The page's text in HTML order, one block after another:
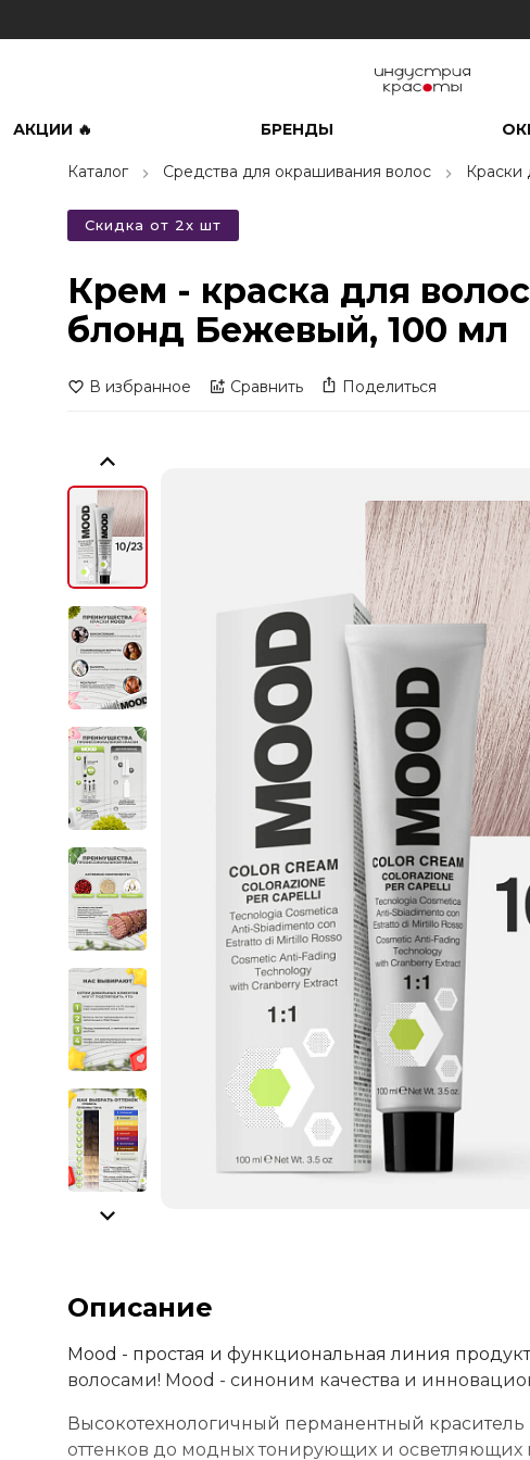
АКЦИИ 🔥 БРЕНДЫ
Каталог Средства для окрашивания волос Краски
Скидка от 2х шт
Крем - краска для
блонд Бежевый, 100 мл
В избранное Сравнить Поделиться
Описание
Mood - простая и функциональная линия
волосами! Mood - синоним качества и
Высокотехнологичный перманентный краситель
оттенков до модных тонирующих и